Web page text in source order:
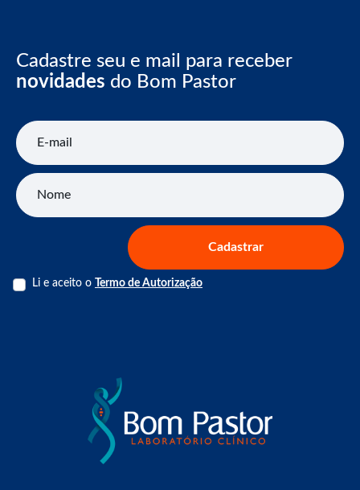
Cadastre seu e mail para receber
novidades do Bom Pastor
E-mail
Nome
Cadastrar
Li e aceito o Termo de Autorização